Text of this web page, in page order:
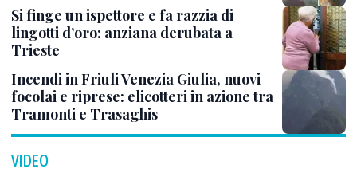
Si finge un ispettore e fa razzia di
lingotti d’oro: anziana derubata a
Trieste
Incendi in Friuli Venezia Giulia, nuovi
focolai e riprese: elicotteri in azione tra
Tramonti e Trasaghis
VIDEO